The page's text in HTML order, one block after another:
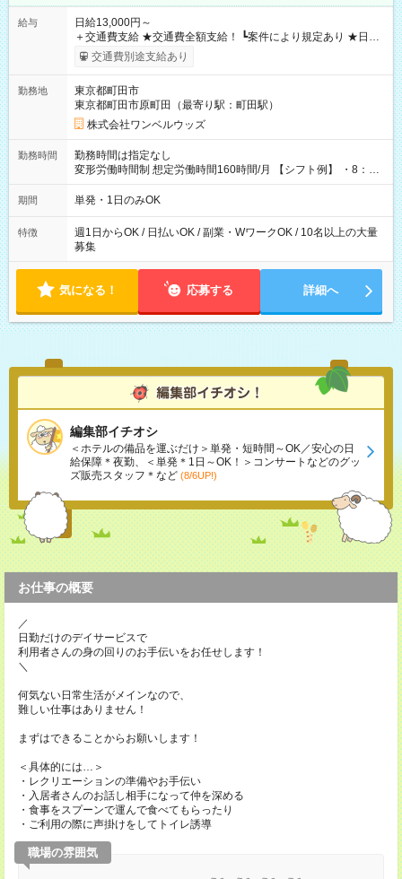
給与
日給13,000円～
＋交通費支給 ★交通費全額支給！ ┗案件により規定あり ★日払
いOK！（規定あり） ┗働いたその日に現金GET♪ お仕事後はコ
ンビニATMから 日払い分を引き落とせます！ 【試用期間】試
交通費別途支給あり
勤務地
東京都町田市
東京都町田市原町田（最寄り駅：町田駅）
株式会社ワンベルウッズ
勤務時間
勤務時間は指定なし
変形労働時間制 想定労働時間160時間/月 【シフト例】 ・8：00
～21：00
期間 単発・1日のみOK
特徴
週1日からOK / 日払いOK / 副業・WワークOK / 10名以上の大量
募集
気になる！ 応募する 詳細へ
編集部イチオシ
＜ホテルの備品を運ぶだけ＞単発・短時間～OK／安心の日
給保障＊夜勤、＜単発＊1日～OK！＞コンサートなどのグッ
ズ販売スタッフ＊など (8/6UP!)
お仕事の概要
／
日勤だけのデイサービスで
利用者さんの身の回りのお手伝いをお任せします！
＼
何気ない日常生活がメインなので、
難しい仕事はありません！
まずはできることからお願いします！
＜具体的には…＞
・レクリエーションの準備やお手伝い
・入居者さんのお話し相手になって仲を深める
・食事をスプーンで運んで食べてもらったり
・ご利用の際に声掛けをしてトイレ誘導
職場の雰囲気